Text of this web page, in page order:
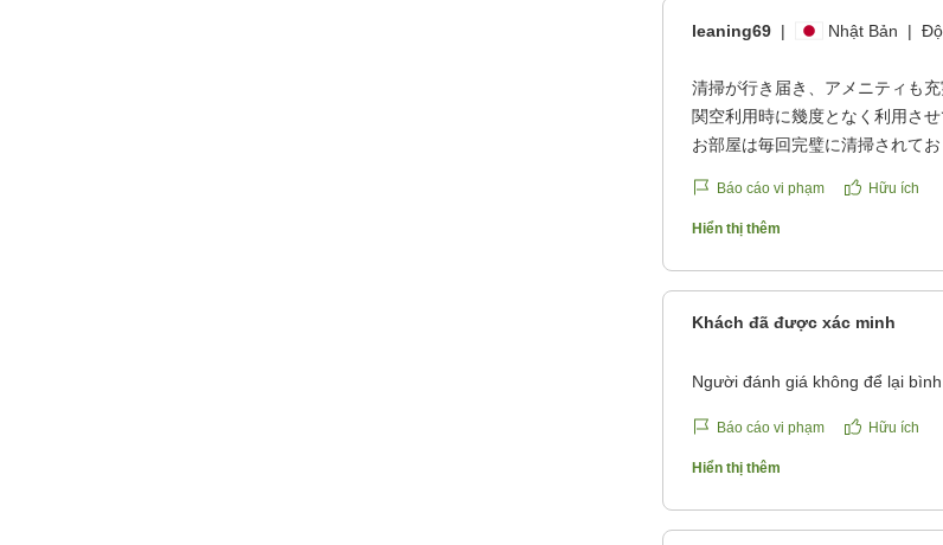
leaning69 | Nhật Bản |
清掃が行き届き、アメニティも
関空利用時に幾度となく利用させ
お部屋は毎回完璧に清掃されて
備えつけのシャンプー類はポー
ことなく潤い香りも最高です。
テルのクオリティの高さには妙
以上のホテルだと思います
https://
Báo cáo vi phạm Hữu ích
Hiển thị thêm
Khách đã được xác minh
Người đánh giá không để lại bình
Báo cáo vi phạm Hữu ích
Hiển thị thêm